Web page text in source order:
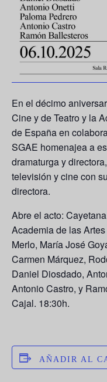
En el décimo
Cine y de Teatro y la
de España en
SGAE homenajea a
dramaturga y
televisión y cine con
directora.
Abre el acto:
Academia de las
Merlo, María José
Carmen Márquez,
Daniel Diosdado,
Antonio Castro, y
Cajal. 18:30h.
AÑADIR AL